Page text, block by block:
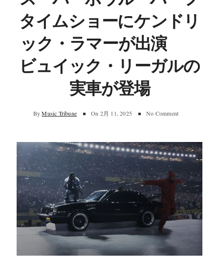
タイムショーにケンドリ
ック・ラマーが出演
ビュイック・リーガルの
実車が登場
By Music Tribune On 2月 11, 2025 No Comment